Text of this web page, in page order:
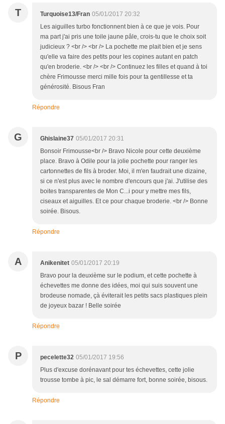
T Turquoise13/Fran 05/01/2017 20:32
Les aiguilles turbo fonctionnent bien à ce que je vois. Pour
ma part j'ai pris une toile jaune pâle, crois-tu que le choix soit
judicieux ? <br /> <br /> La pochette me plait bien et je sens
qu'elle va faire des petits pour les copines autant en patch
qu'en broderie. <br /> <br /> Continuez les filles et quand à toi
chère Frimousse merci mille fois pour ta gentillesse et ta
générosité. Bisous Fran
Répondre
G Ghislaine37 05/01/2017 20:31
Bonsoir Frimousse<br /> Bravo Nicole pour cette deuxième
place. Bravo à Odile pour la jolie pochette pour ranger les
cartonnettes de fils à broder. Moi, il m'en faudrait une dizaine,
si ce n'est plus avec le nombre d'encours que j'ai. J'utilise des
boites transparentes de Mon C...i pour y mettre mes fils,
ciseaux et aiguilles. Et ce pour chaque broderie. <br /> Bonne
soirée. Bisous.
Répondre
A Anikenitet 05/01/2017 20:19
Bravo pour la deuxième sur le podium, et cette pochette à
échevettes me donne des idées, moi qui suis souvent une
brodeuse nomade, çà éviterait les petits sacs plastiques plein
de joyeux bazar ! Belle soirée
Répondre
P pecelette32 05/01/2017 19:56
Plus d'excuse dorénavant pour tes échevettes, cette jolie
trousse tombe à pic, le sal démarre fort, bonne soirée, bisous.
Répondre